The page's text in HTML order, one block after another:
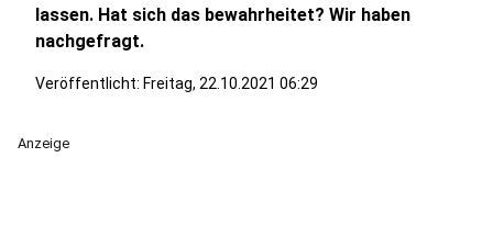
lassen. Hat sich das bewahrheitet? Wir haben
nachgefragt.
Veröffentlicht: Freitag, 22.10.2021 06:29
Anzeige